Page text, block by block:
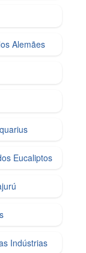
Alemães
Eucaliptos
Indústrias